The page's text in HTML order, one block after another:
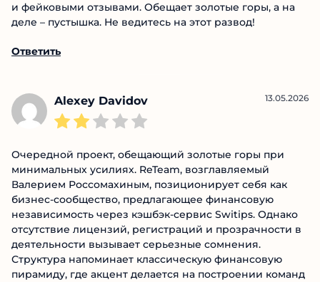
и фейковыми отзывами. Обещает золотые горы, а на
деле – пустышка. Не ведитесь на этот развод!
Ответить
Alexey Davidov 13.05.2026
Очередной проект, обещающий золотые горы при
минимальных усилиях. ReTeam, возглавляемый
Валерием Россомахиным, позиционирует себя как
бизнес-сообщество, предлагающее финансовую
независимость через кэшбэк-сервис Switips. Однако
отсутствие лицензий, регистраций и прозрачности в
деятельности вызывает серьезные сомнения.
Структура напоминает классическую финансовую
пирамиду, где акцент делается на построении команд